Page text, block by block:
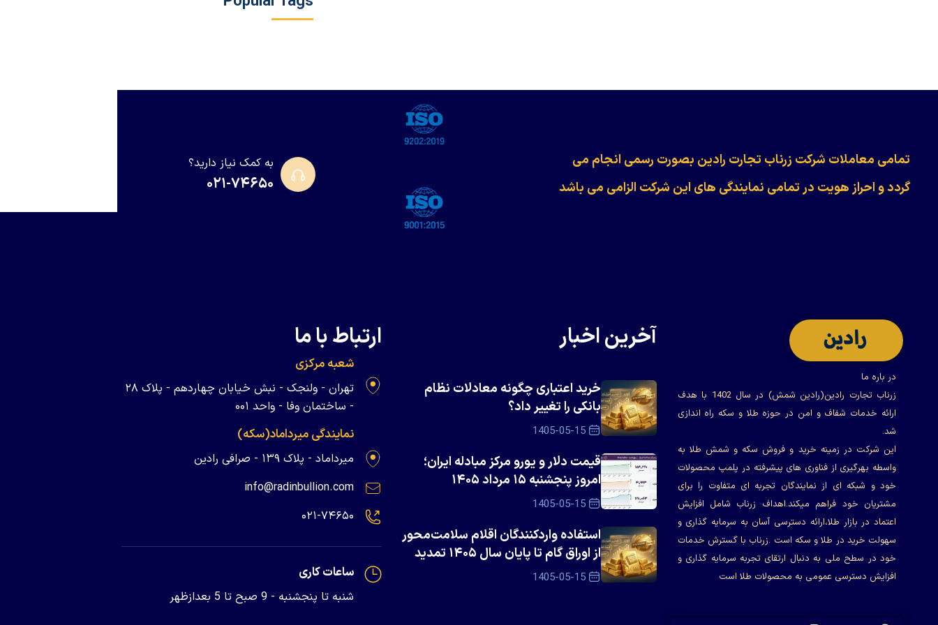
​​​​​​تمامی معاملات شرکت زرناب تجارت رادین بصورت رسمی انجام می
گردد و احراز هویت در تمامی نمایندگی های این شرکت الزامی می باشد
به کمک نیاز دارید؟
۰۲۱-۷۴۶۵۰
در باره ما
زرناب تجارت رادین(رادین شمش) در سال 1402 با هدف
ارائه خدمات شفاف و امن در حوزه طلا و سکه راه اندازی
شد.
این شرکت در زمینه خرید و فروش سکه و شمش طلا به
واسطه بهرگیری از فناوری های پیشرفته در پلمپ محصولات
خود و شبکه ای از نمایندگان تجربه ای متفاوت را برای
مشتریان خود فراهم میکند.اهداف زرناب شامل افزایش
اعتماد در بازار طلا،ارائه دسترسی آسان به سرمایه گذاری و
سهولت خرید در طلا و سکه است .زرناب با گسترش خدمات
خود در سطح ملی به دنبال ارتقای تجربه سرمایه گذاری و
افزایش دسترسی عمومی به محصولات طلا است
آخرین اخبار
خرید اعتباری چگونه معادلات نظام
بانکی را تغییر داد؟
1405-05-15
قیمت دلار و یورو مرکز مبادله ایران؛
امروز پنجشنبه ۱۵ مرداد ۱۴۰۵
1405-05-15
استفاده واردکنندگان اقلام سلامت‌محور
از اوراق گام تا پایان سال ۱۴۰۵ تمدید
شد1405-05-15
ارتباط با ما
شعبه مرکزی
تهران - ولنجک - نبش خیابان چهاردهم - پلاک ۲۸
- ساختمان وفا - واحد ۰۰۱
نمایندگی میرداماد(سکه)
میرداماد - پلاک ۱۳۹ - صرافی رادین
info@radinbullion.com
۰۲۱-۷۴۶۵۰
ساعات کاری
شنبه تا پنجشنبه - 9 صبح تا 5 بعدازظهر